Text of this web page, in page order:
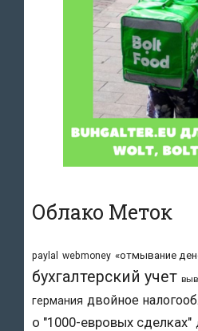
Облако Меток
paylal webmoney «отмывание
бухгалтерский учет
германия двойное
о "1000-евровых сделках"